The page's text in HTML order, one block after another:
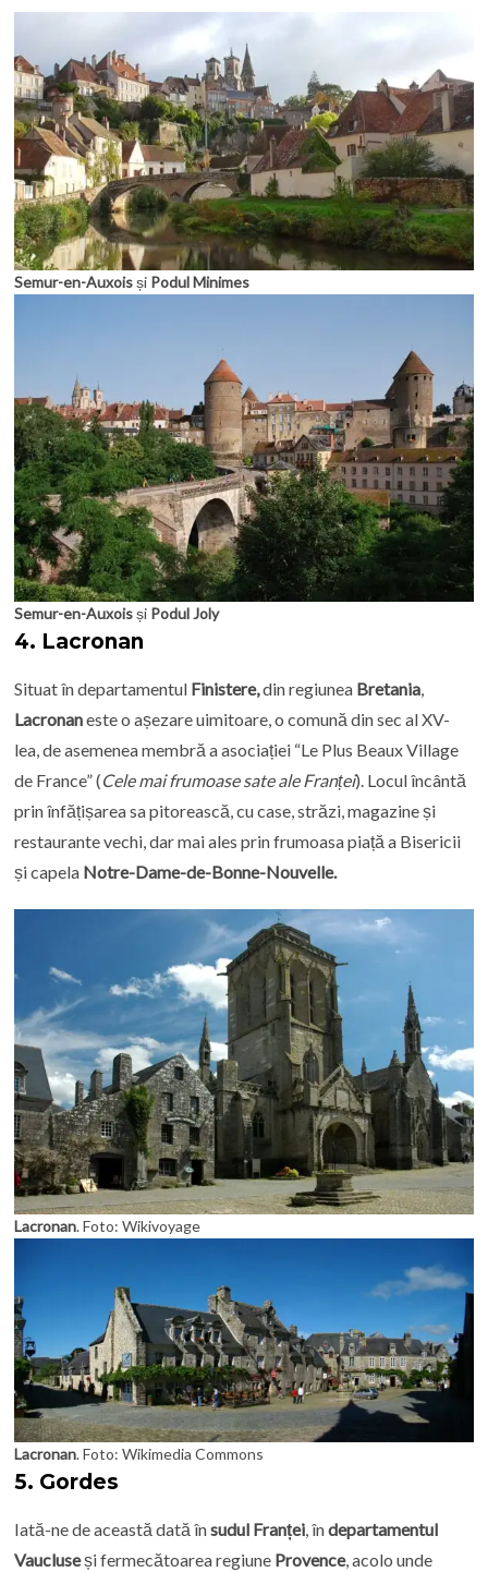
Semur-en-Auxoisși Podul Minimes
Semur-en-Auxoisși Podul Joly
4. Lacronan
Situat în departamentul Finistere,din regiunea Bretania,
Lacronaneste o așezare uimitoare, o comună din sec al XV-
lea, de asemenea membră a asociației “Le Plus Beaux Village
de France” (Cele mai frumoase sate ale Franței). Locul încântă
prin înfățișarea sa pitorească, cu case, străzi, magazine și
restaurante vechi, dar mai ales prin frumoasa piață a Bisericii
și capela Notre-Dame-de-Bonne-Nouvelle.
Lacronan. Foto: Wikivoyage
Lacronan. Foto: Wikimedia Commons
5. Gordes
Iată-ne de această dată însudul Franței, îndepartamentul
Vaucluseși fermecătoarea regiune Provence, acolo unde